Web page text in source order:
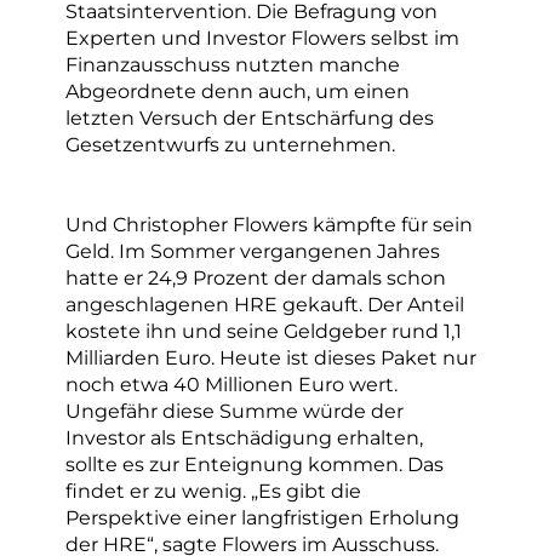
Staatsintervention. Die Befragung von
Experten und Investor Flowers selbst im
Finanzausschuss nutzten manche
Abgeordnete denn auch, um einen
letzten Versuch der Entschärfung des
Gesetzentwurfs zu unternehmen.
Und Christopher Flowers kämpfte für sein
Geld. Im Sommer vergangenen Jahres
hatte er 24,9 Prozent der damals schon
angeschlagenen HRE gekauft. Der Anteil
kostete ihn und seine Geldgeber rund 1,1
Milliarden Euro. Heute ist dieses Paket nur
noch etwa 40 Millionen Euro wert.
Ungefähr diese Summe würde der
Investor als Entschädigung erhalten,
sollte es zur Enteignung kommen. Das
findet er zu wenig. „Es gibt die
Perspektive einer langfristigen Erholung
der HRE“, sagte Flowers im Ausschuss.